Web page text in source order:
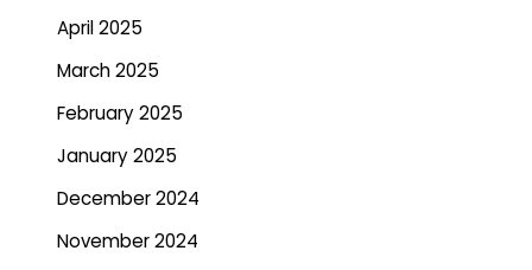
April 2025
March 2025
February 2025
January 2025
December 2024
November 2024